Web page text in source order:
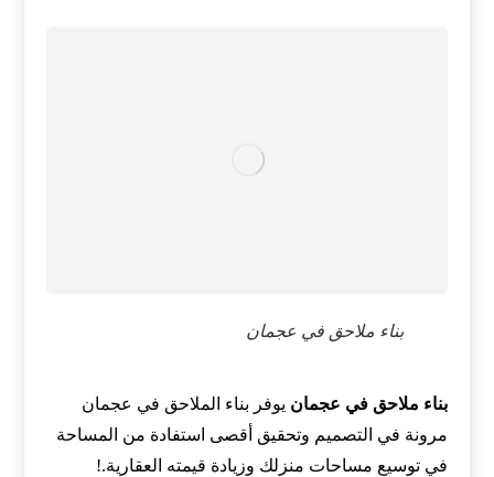
بناء ملاحق في عجمان
بناء ملاحق في عجمان يوفر بناء الملاحق في عجمان
مرونة في التصميم وتحقيق أقصى استفادة من المساحة
في توسيع مساحات منزلك وزيادة قيمته العقارية.!